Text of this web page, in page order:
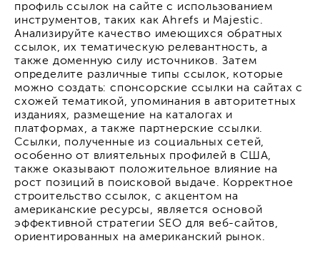
профиль ссылок на сайте с использованием
инструментов, таких как Ahrefs и Majestic.
Анализируйте качество имеющихся обратных
ссылок, их тематическую релевантность, а
также доменную силу источников. Затем
определите различные типы ссылок, которые
можно создать: спонсорские ссылки на сайтах с
схожей тематикой, упоминания в авторитетных
изданиях, размещение на каталогах и
платформах, а также партнерские ссылки.
Ссылки, полученные из социальных сетей,
особенно от влиятельных профилей в США,
также оказывают положительное влияние на
рост позиций в поисковой выдаче. Корректное
строительство ссылок, с акцентом на
американские ресурсы, является основой
эффективной стратегии SEO для веб-сайтов,
ориентированных на американский рынок.